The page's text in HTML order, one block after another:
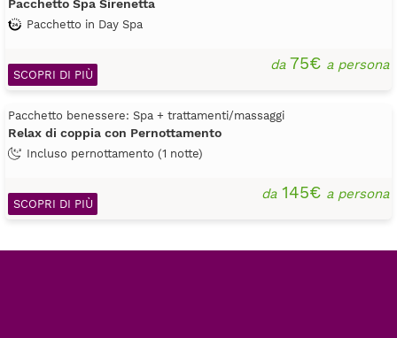
Pacchetto Spa Sirenetta
Pacchetto in Day Spa
da75€ a persona
SCOPRI DI PIÙ
Pacchetto benessere: Spa + trattamenti/massaggi
Relax di coppia con Pernottamento
Incluso pernottamento (1 notte)
da145€ a persona
SCOPRI DI PIÙ